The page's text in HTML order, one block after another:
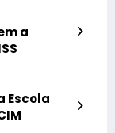
a
Escola